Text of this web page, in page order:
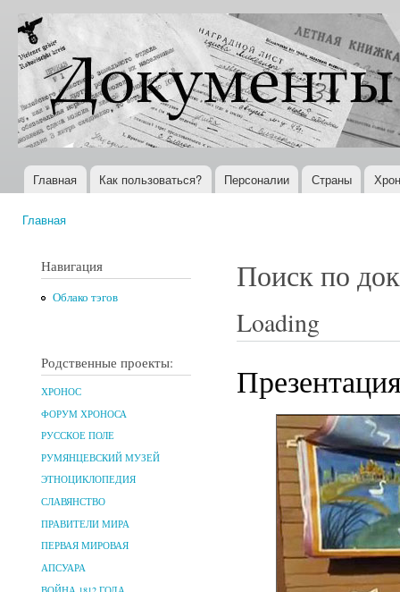
Документы
XX века
Всемирная
история в
Интернете
Главное меню
Главная Как пользоваться? Персоналии Страны
Главная
Навигация
Облако тэгов
Родственные проекты:
ХРОНОС
ФОРУМ ХРОНОСА
РУССКОЕ ПОЛЕ
РУМЯНЦЕВСКИЙ МУЗЕЙ
ЭТНОЦИКЛОПЕДИЯ
СЛАВЯНСТВО
ПРАВИТЕЛИ МИРА
ПЕРВАЯ МИРОВАЯ
АПСУАРА
Поиск по
Loading